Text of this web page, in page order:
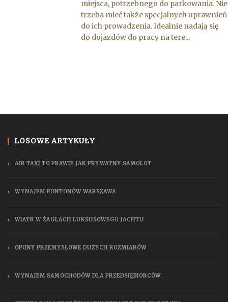
miejsca, potrzebnego do parkowania. Nie
trzeba mieć także specjalnych uprawnień
do ich prowadzenia. Idealnie nadają się
do dojazdów do pracy na tere...
LOSOWE ARTYKUŁY
AIR TAXI TO PRAWIE JAK PRYWATNY SAMOLOT
WYNAJEM PONTONÓW WARSZAWA
WIATR W ŻAGLACH LUKSUSOWEGO JACHTU
OPONY PRZEMYSŁOWE DUŻYCH ROZMIARÓW
WYNAJEM SAMOCHODÓW DLA PRZEDSIĘBIORCÓW.